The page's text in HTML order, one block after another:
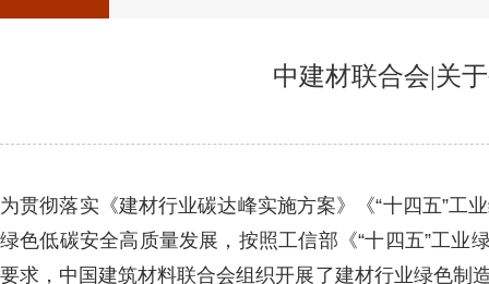
中建材联合会|关
为贯彻落实《建材行业碳达峰实施方案》《“十四五”
绿色低碳安全高质量发展，按照工信部《“十四五”工业
要求，中国建筑材料联合会组织开展了建材行业绿色制